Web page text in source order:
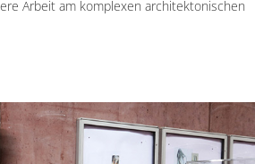
Arbeit am komplexen architektonischen